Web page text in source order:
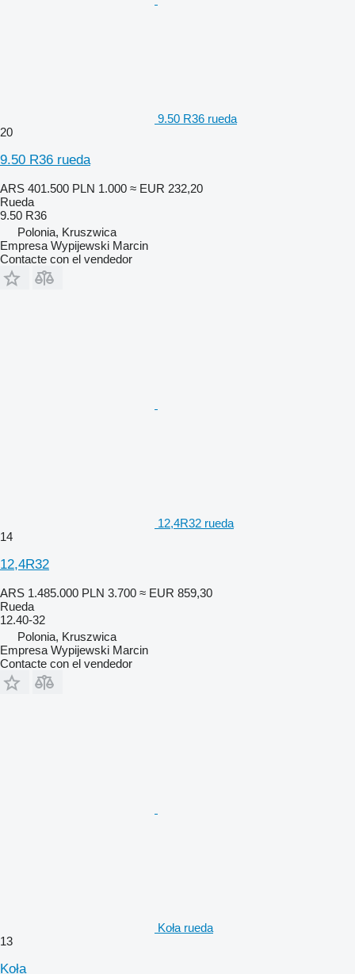
9.50 R36 rueda
20
9.50 R36 rueda
ARS 401.500 PLN 1.000 ≈ EUR 232,20
Rueda
9.50 R36
Polonia, Kruszwica
Empresa Wypijewski Marcin
Contacte con el vendedor
12,4R32 rueda
14
12,4R32
ARS 1.485.000 PLN 3.700 ≈ EUR 859,30
Rueda
12.40-32
Polonia, Kruszwica
Empresa Wypijewski Marcin
Contacte con el vendedor
Koła rueda
13
Koła